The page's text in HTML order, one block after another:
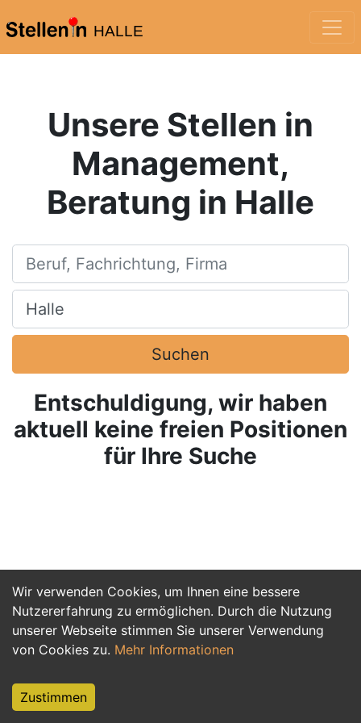
HALLE
Wir verwenden Cookies, um Ihnen eine bessere
Nutzererfahrung zu ermöglichen. Durch die Nutzung
unserer Webseite stimmen Sie unserer Verwendung
von Cookies zu. Mehr Informationen
Zustimmen
Unsere Stellen in
Management,
Beratung in Halle
Beruf, Fachrichtung, Firma
Ort, Stadt
Suchen
Entschuldigung, wir haben
aktuell keine freien Positionen
für Ihre Suche